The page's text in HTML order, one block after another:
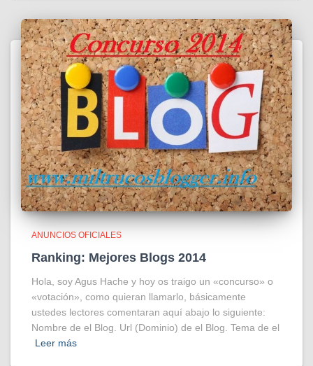
ANUNCIOS OFICIALES
Ranking: Mejores Blogs 2014
Hola, soy Agus Hache y hoy os traigo un «concurso» o
«votación», como quieran llamarlo, básicamente
ustedes lectores comentaran aquí abajo lo siguiente:
Nombre de el Blog. Url (Dominio) de el Blog. Tema de el
Leer más